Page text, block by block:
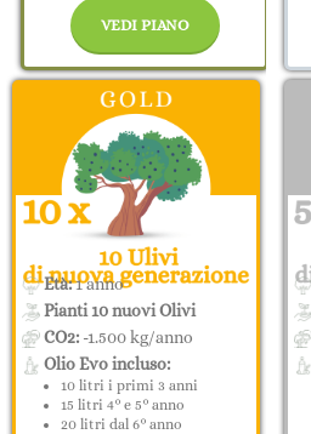
VEDI PIANO
Età:1 anno
Pianti 10 nuovi Olivi
CO2: -1.500 kg/anno
Olio Evo incluso:
10 litri i primi 3 anni
15 litri 4° e 5° anno
20 litri dal 6° anno